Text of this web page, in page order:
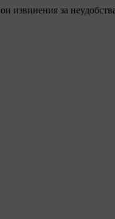
извинения за